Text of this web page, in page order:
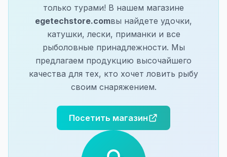
только турами! В нашем магазине
egetechstore.comвы найдете удочки,
катушки, лески, приманки и все
рыболовные принадлежности. Мы
предлагаем продукцию высочайшего
качества для тех, кто хочет ловить рыбу
своим снаряжением.
Посетить магазин